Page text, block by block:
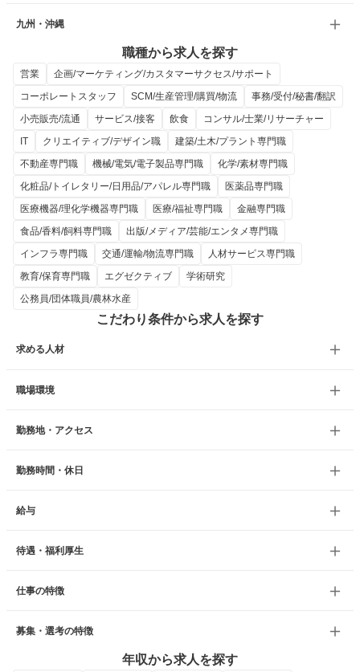
九州・沖縄
職種から求人を探す
営業
企画/マーケティング/カスタマーサクセス/サポート
コーポレートスタッフ
SCM/生産管理/購買/物流
事務/受付/秘書/翻訳
小売販売/流通
サービス/接客 飲食
コンサル/士業/リサーチャー
IT
クリエイティブ/デザイン職
建築/土木/プラント専門職
不動産専門職
機械/電気/電子製品専門職
化学/素材専門職
化粧品/トイレタリー/日用品/アパレル専門職
医薬品専門職
医療機器/理化学機器専門職
医療/福祉専門職
金融専門職
食品/香料/飼料専門職
出版/メディア/芸能/エンタメ専門職
インフラ専門職
交通/運輸/物流専門職
人材サービス専門職
教育/保育専門職
エグゼクティブ
学術研究
公務員/団体職員/農林水産
こだわり条件から求人を探す
求める人材
職場環境
勤務地・アクセス
勤務時間・休日
給与
待遇・福利厚生
仕事の特徴
募集・選考の特徴
年収から求人を探す